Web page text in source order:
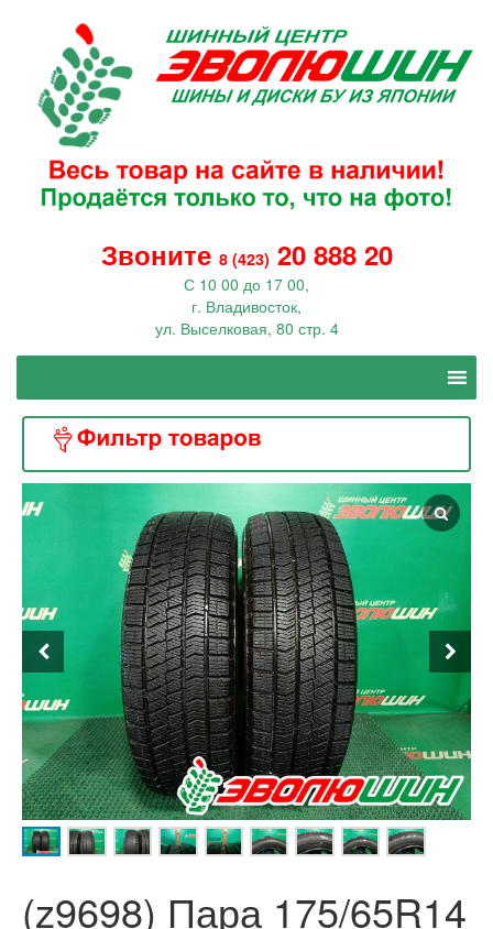
Звоните 8 (423) 20 888 20
С 10 00 до 17 00,
г. Владивосток,
ул. Выселковая, 80 стр. 4
(z9698) Пара 175/65R14